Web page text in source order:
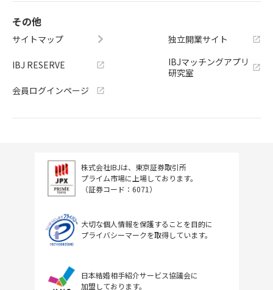
その他
サイトマップ
IBJ RESERVE
会員ログインページ
独立開業サイト
IBJマッチングアプリ
研究室
株式会社IBJは、東京証券取引所
プライム市場に上場しております。
（証券コード：6071）
大切な個人情報を保護することを目的に
プライバシーマークを取得しています。
日本結婚相手紹介サービス協議会に
加盟しております。